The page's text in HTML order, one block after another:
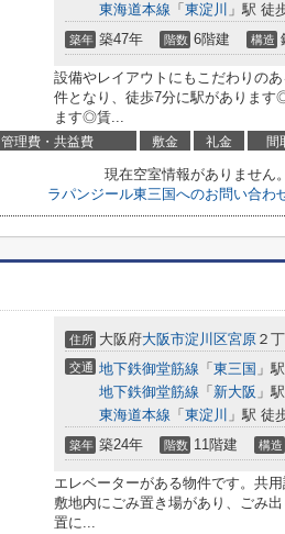
東海道本線 「 東淀川 」駅 徒
築年 築47年 階数 6階建 構造
設備やレイアウトにもこだわりの
件となり、徒歩7分に駅がありま
ます◎賃...
管理費・共益費 敷金 礼金 間
現在空室情報がありません。
ラパンジール東三国へのお問い合わ
住所 大阪府大阪市淀川区宮原 ２
交通 地下鉄御堂筋線 「 東三国 」
地下鉄御堂筋線 「 新大阪 」
東海道本線 「 東淀川 」駅 徒
築年 築24年 階数 11階建 構造
エレベーターがある物件です。共
敷地内にごみ置き場があり、ごみ
置に...